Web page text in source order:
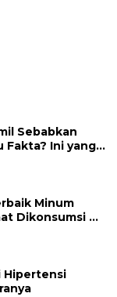
Sebabkan
Fakta? Ini yang
Minum
Dikonsumsi di
Hipertensi